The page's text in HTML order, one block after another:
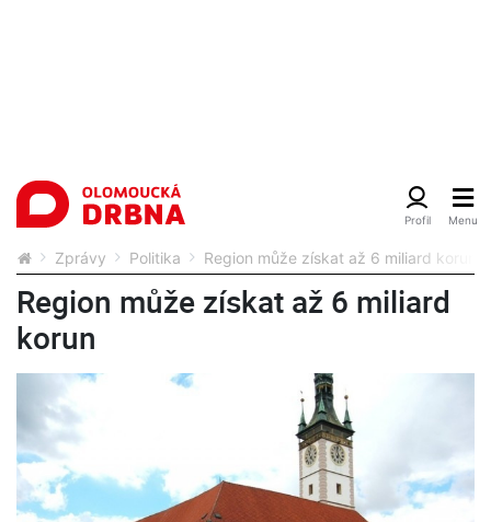
Zprávy Politika Region může získat až 6 miliard korun
Region může získat až 6 miliard
korun